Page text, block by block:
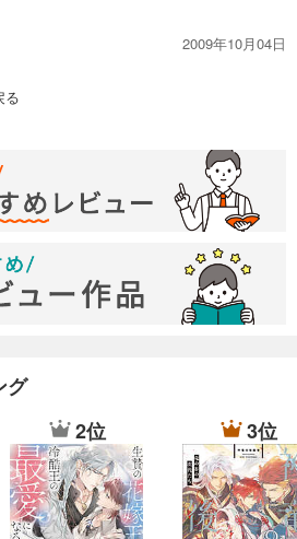
2009年10月04日
る
グ
2位 3位